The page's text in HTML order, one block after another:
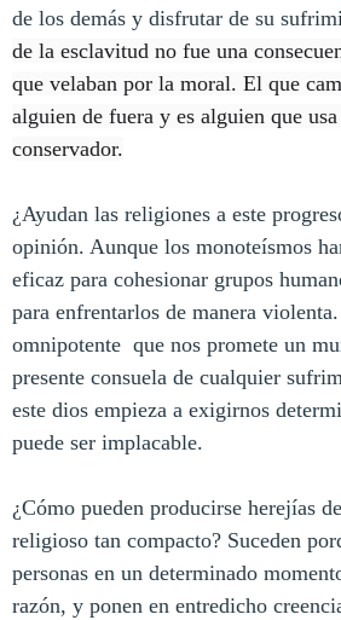
de los demás y disfrutar de su
de la esclavitud no fue una
que velaban por la moral. El que
alguien de fuera y es alguien que
conservador.
¿Ayudan las religiones a este
opinión. Aunque los monoteísmos
eficaz para cohesionar grupos
para enfrentarlos de manera violenta.
omnipotente que nos promete un
presente consuela de cualquier
este dios empieza a exigirnos
puede ser implacable.
¿Cómo pueden producirse herejías
religioso tan compacto? Suceden
personas en un determinado
razón, y ponen en entredicho